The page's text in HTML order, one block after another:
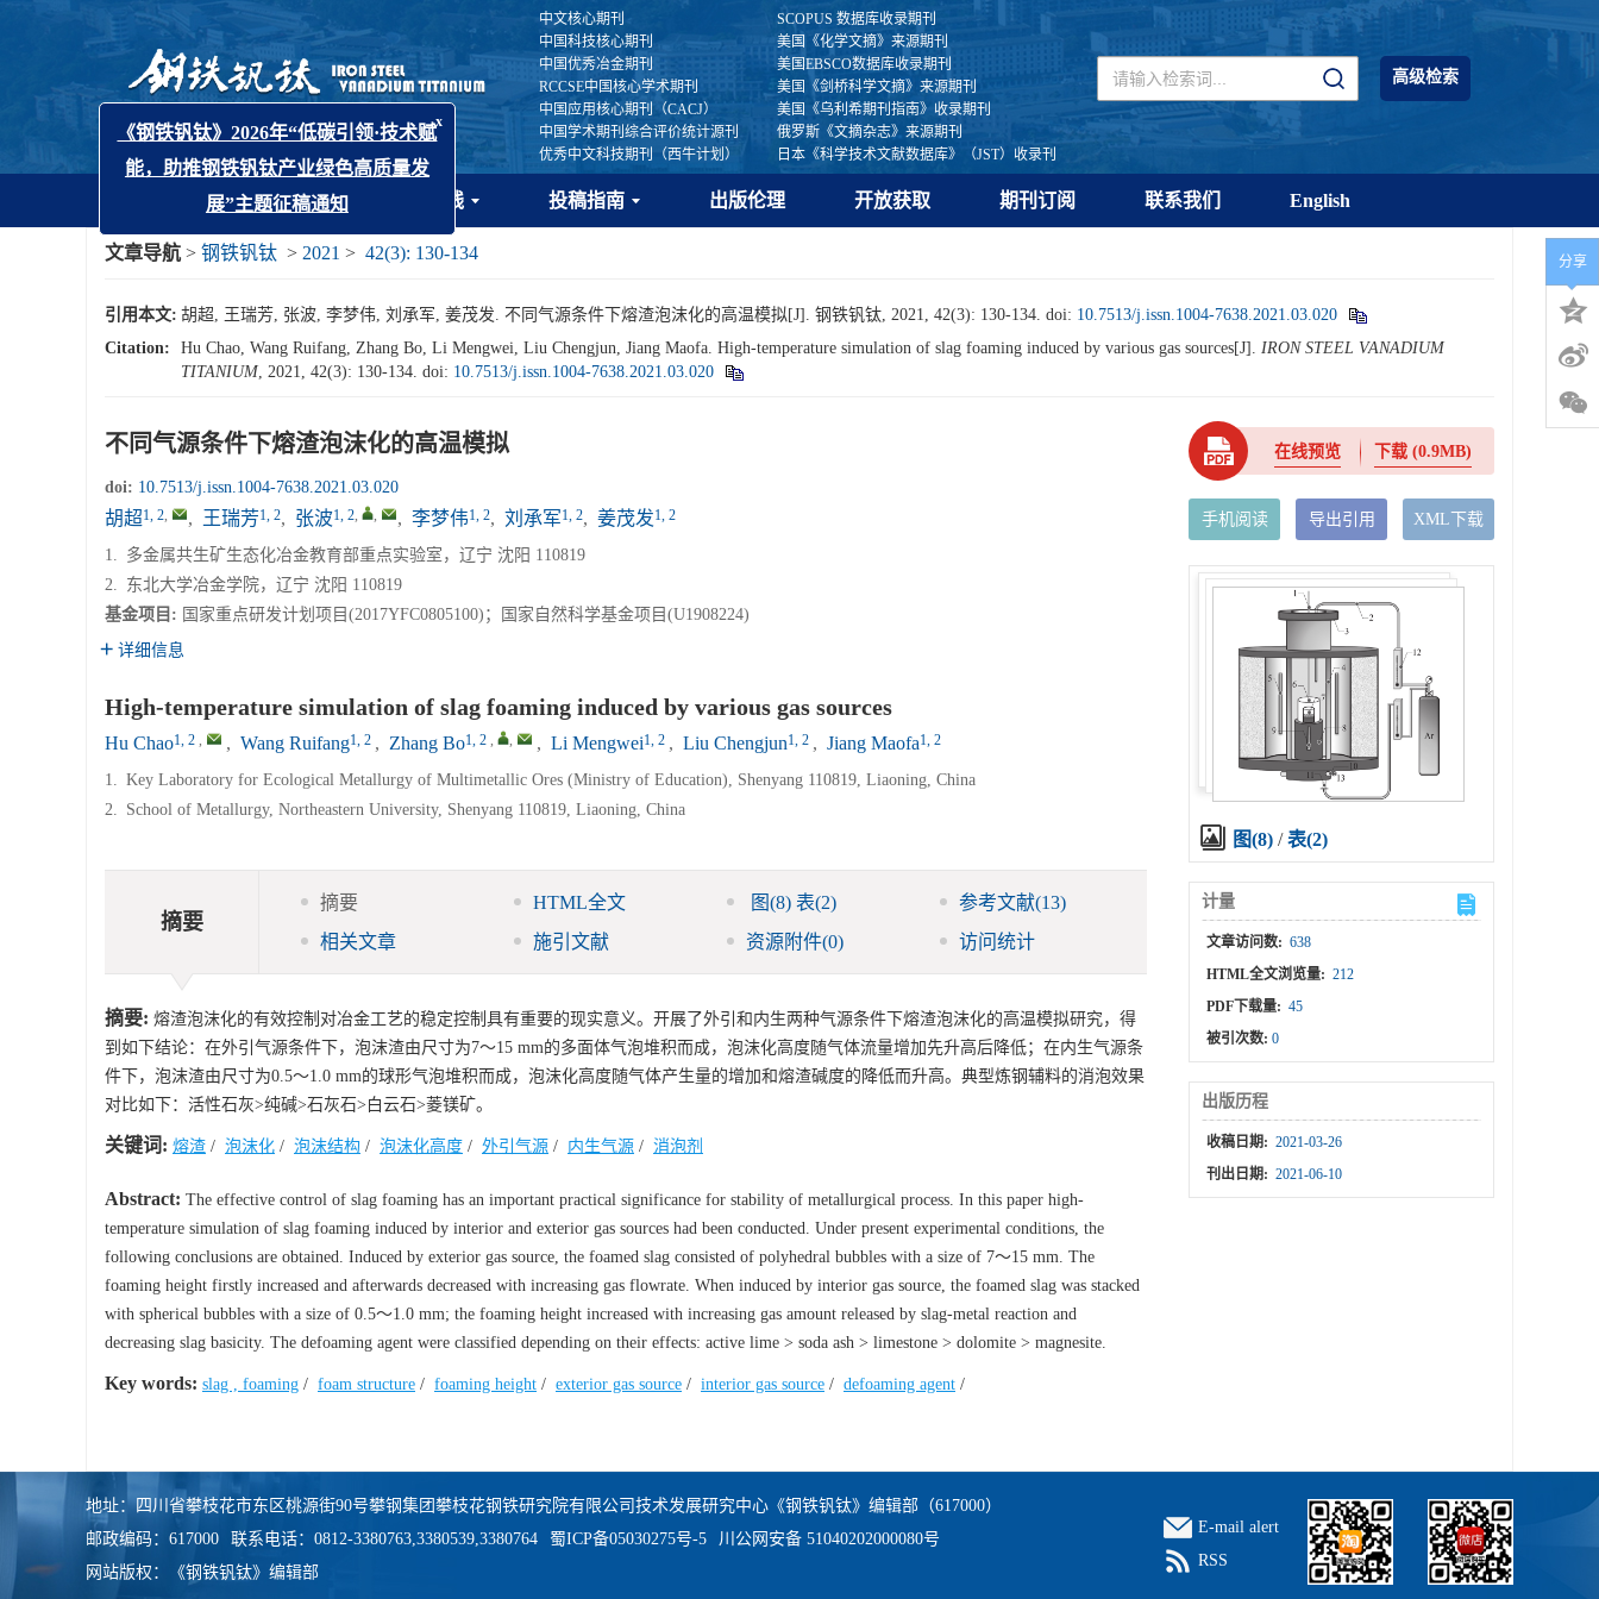
中文核心期刊
SCOPUS 数据库收录期刊
中国科技核心期刊
美国《化学文摘》来源期刊
中国优秀冶金期刊
美国EBSCO数据库收录期刊
RCCSE中国核心学术期刊
美国《剑桥科学文摘》来源期刊
中国应用核心期刊（CACJ）
美国《乌利希期刊指南》收录期刊
中国学术期刊综合评价统计源刊
俄罗斯《文摘杂志》来源期刊
优秀中文科技期刊（西牛计划）
日本《科学技术文献数据库》（JST）收录刊
高级检索
期刊简介 期刊在线 投稿指南 出版伦理 开放获取 期刊订阅 联系我们 English
文章导航 > 钢铁钒钛 > 2021 > 42(3): 130-134
引用本文: 胡超, 王瑞芳, 张波, 李梦伟, 刘承军, 姜茂发. 不同气源条件下熔渣泡沫化的高温模拟[J]. 钢铁钒钛, 2021, 42(3): 130-134. doi: 10.7513/j.issn.1004-7638.2021.03.020
Citation:
Hu Chao, Wang Ruifang, Zhang Bo, Li Mengwei, Liu Chengjun, Jiang Maofa. High-temperature simulation of slag foaming induced by various gas sources[J]. IRON STEEL VANADIUM
TITANIUM, 2021, 42(3): 130-134. doi: 10.7513/j.issn.1004-7638.2021.03.020
不同气源条件下熔渣泡沫化的高温模拟
doi: 10.7513/j.issn.1004-7638.2021.03.020
胡超1, 2, , 王瑞芳1, 2, 张波1, 2, , , 李梦伟1, 2, 刘承军1, 2, 姜茂发1, 2
1. 多金属共生矿生态化冶金教育部重点实验室，辽宁 沈阳 110819
2. 东北大学冶金学院，辽宁 沈阳 110819
基金项目: 国家重点研发计划项目(2017YFC0805100)；国家自然科学基金项目(U1908224)
详细信息
High-temperature simulation of slag foaming induced by various gas sources
Hu Chao1, 2 , , Wang Ruifang1, 2 , Zhang Bo1, 2 , , , Li Mengwei1, 2 , Liu Chengjun1, 2 , Jiang Maofa1, 2
1. Key Laboratory for Ecological Metallurgy of Multimetallic Ores (Ministry of Education), Shenyang 110819, Liaoning, China
2. School of Metallurgy, Northeastern University, Shenyang 110819, Liaoning, China
摘要
摘要 HTML全文 图(8) 表(2) 参考文献(13)
相关文章
施引文献 资源附件(0) 访问统计
摘要: 熔渣泡沫化的有效控制对冶金工艺的稳定控制具有重要的现实意义。开展了外引和内生两种气源条件下熔渣泡沫化的高温模拟研究，得
到如下结论：在外引气源条件下，泡沫渣由尺寸为7～15 mm的多面体气泡堆积而成，泡沫化高度随气体流量增加先升高后降低；在内生气源条
件下，泡沫渣由尺寸为0.5～1.0 mm的球形气泡堆积而成，泡沫化高度随气体产生量的增加和熔渣碱度的降低而升高。典型炼钢辅料的消泡效果
对比如下：活性石灰>纯碱>石灰石>白云石>菱镁矿。
关键词: 熔渣 / 泡沫化 / 泡沫结构 / 泡沫化高度 / 外引气源 / 内生气源 / 消泡剂
Abstract: The effective control of slag foaming has an important practical significance for stability of metallurgical process. In this paper high-
temperature simulation of slag foaming induced by interior and exterior gas sources had been conducted. Under present experimental conditions, the
following conclusions are obtained. Induced by exterior gas source, the foamed slag consisted of polyhedral bubbles with a size of 7～15 mm. The
foaming height firstly increased and afterwards decreased with increasing gas flowrate. When induced by interior gas source, the foamed slag was stacked
with spherical bubbles with a size of 0.5～1.0 mm; the foaming height increased with increasing gas amount released by slag-metal reaction and
decreasing slag basicity. The defoaming agent were classified depending on their effects: active lime > soda ash > limestone > dolomite > magnesite.
Key words: slag , foaming / foam structure / foaming height / exterior gas source / interior gas source / defoaming agent /
在线预览 下载(0.9MB)
手机阅读 导出引用 XML下载
图(8) /表(2)
计量
文章访问数: 638
HTML全文浏览量: 212
PDF下载量: 45
被引次数:0
出版历程
收稿日期: 2021-03-26
刊出日期: 2021-06-10
分享
地址：四川省攀枝花市东区桃源街90号攀钢集团攀枝花钢铁研究院有限公司技术发展研究中心《钢铁钒钛》编辑部（617000）
邮政编码：617000
联系电话：0812-3380763,3380539,3380764 蜀ICP备05030275号-5
川公网安备 51040202000080号
网站版权：《钢铁钒钛》编辑部
E-mail alert
RSS
x
《钢铁钒钛》2026年“低碳引领·技术赋
能，助推钢铁钒钛产业绿色高质量发
展”主题征稿通知